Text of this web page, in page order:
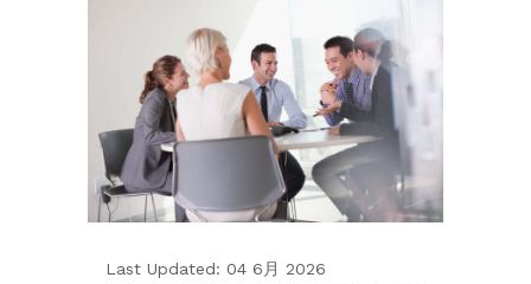
Last Updated: 04 6月 2026